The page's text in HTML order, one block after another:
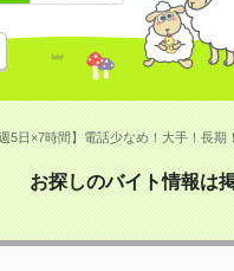
5日×7時間】電話少なめ！大手！長期
お探しのバイト情報は